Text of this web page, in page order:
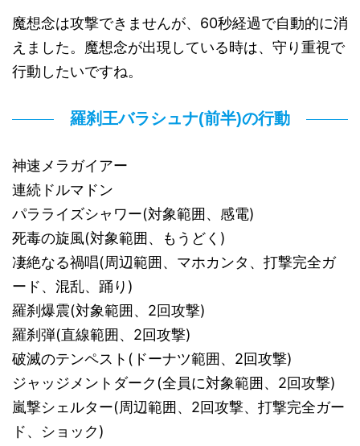
魔想念は攻撃できませんが、60秒経過で自動的に消
えました。魔想念が出現している時は、守り重視で
行動したいですね。
羅刹王バラシュナ(前半)の行動
神速メラガイアー
連続ドルマドン
パラライズシャワー(対象範囲、感電)
死毒の旋風(対象範囲、もうどく)
凄絶なる禍唱(周辺範囲、マホカンタ、打撃完全ガ
ード、混乱、踊り)
羅刹爆震(対象範囲、2回攻撃)
羅刹弾(直線範囲、2回攻撃)
破滅のテンペスト(ドーナツ範囲、2回攻撃)
ジャッジメントダーク(全員に対象範囲、2回攻撃)
嵐撃シェルター(周辺範囲、2回攻撃、打撃完全ガー
ド、ショック)